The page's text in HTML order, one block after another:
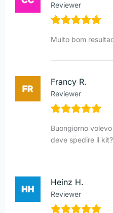
Reviewer
Muito bom
Francy R.
Reviewer
Buongiorno
deve spedire il
Heinz H.
Reviewer